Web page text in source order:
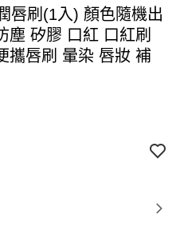
唇刷(1入) 顏色隨機出
塵 矽膠 口紅 口紅刷
攜唇刷 暈染 唇妝 補